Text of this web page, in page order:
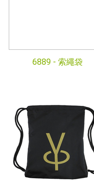
6889 - 索繩袋